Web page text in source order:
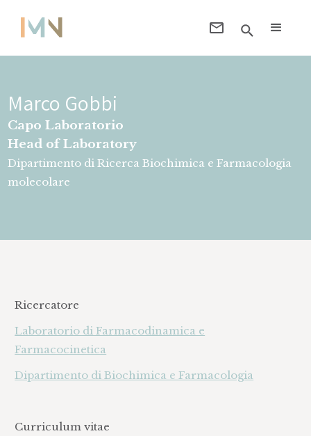
Marco Gobbi
Capo Laboratorio
Head of Laboratory
Dipartimento di Ricerca Biochimica e Farmacologia
molecolare
Ricercatore
Laboratorio di Farmacodinamica e
Farmacocinetica
Dipartimento di Biochimica e Farmacologia
Curriculum vitae